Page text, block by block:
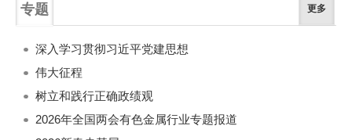
专题 更多
深入学习贯彻习近平党建思想
伟大征程
树立和践行正确政绩观
2026年全国两会有色金属行业专题报道